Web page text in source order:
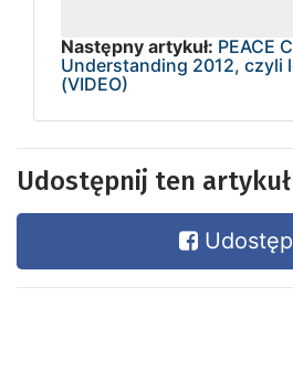
Następny artykuł: PEACE
Understanding 2012, czyli
(VIDEO)
Udostępnij ten